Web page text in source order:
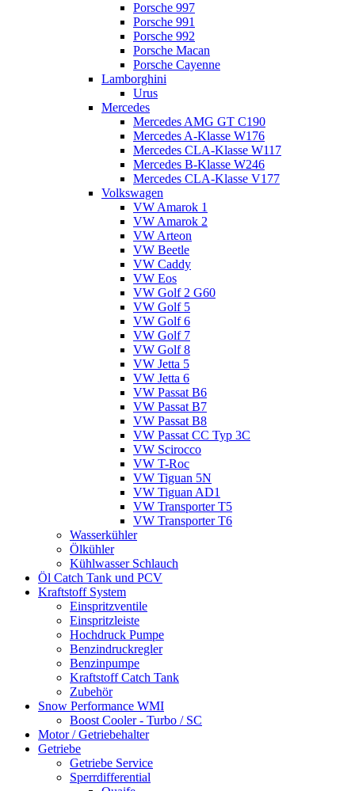
Porsche 997
Porsche 991
Porsche 992
Porsche Macan
Porsche Cayenne
Lamborghini
Urus
Mercedes
Mercedes AMG GT C190
Mercedes A-Klasse W176
Mercedes CLA-Klasse W117
Mercedes B-Klasse W246
Mercedes CLA-Klasse V177
Volkswagen
VW Amarok 1
VW Amarok 2
VW Arteon
VW Beetle
VW Caddy
VW Eos
VW Golf 2 G60
VW Golf 5
VW Golf 6
VW Golf 7
VW Golf 8
VW Jetta 5
VW Jetta 6
VW Passat B6
VW Passat B7
VW Passat B8
VW Passat CC Typ 3C
VW Scirocco
VW T-Roc
VW Tiguan 5N
VW Tiguan AD1
VW Transporter T5
VW Transporter T6
Wasserkühler
Ölkühler
Kühlwasser Schlauch
Öl Catch Tank und PCV
Kraftstoff System
Einspritzventile
Einspritzleiste
Hochdruck Pumpe
Benzindruckregler
Benzinpumpe
Kraftstoff Catch Tank
Zubehör
Snow Performance WMI
Boost Cooler - Turbo / SC
Motor / Getriebehalter
Getriebe
Getriebe Service
Sperrdifferential